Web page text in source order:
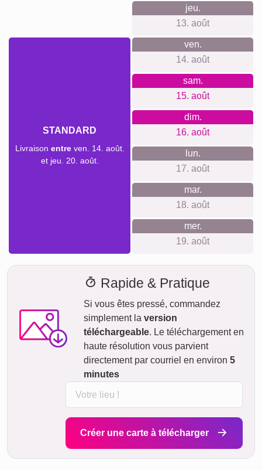
jeu.
13. août
STANDARD
Livraison entreven. 14. août.
et jeu. 20. août.
ven.
14. août
sam.
15. août
dim.
16. août
lun.
17. août
mar.
18. août
mer.
19. août
Rapide & Pratique
Si vous êtes pressé, commandez
simplement la version
téléchargeable. Le téléchargement en
haute résolution vous parvient
directement par courriel en environ 5
minutes
Créer une carte à télécharger